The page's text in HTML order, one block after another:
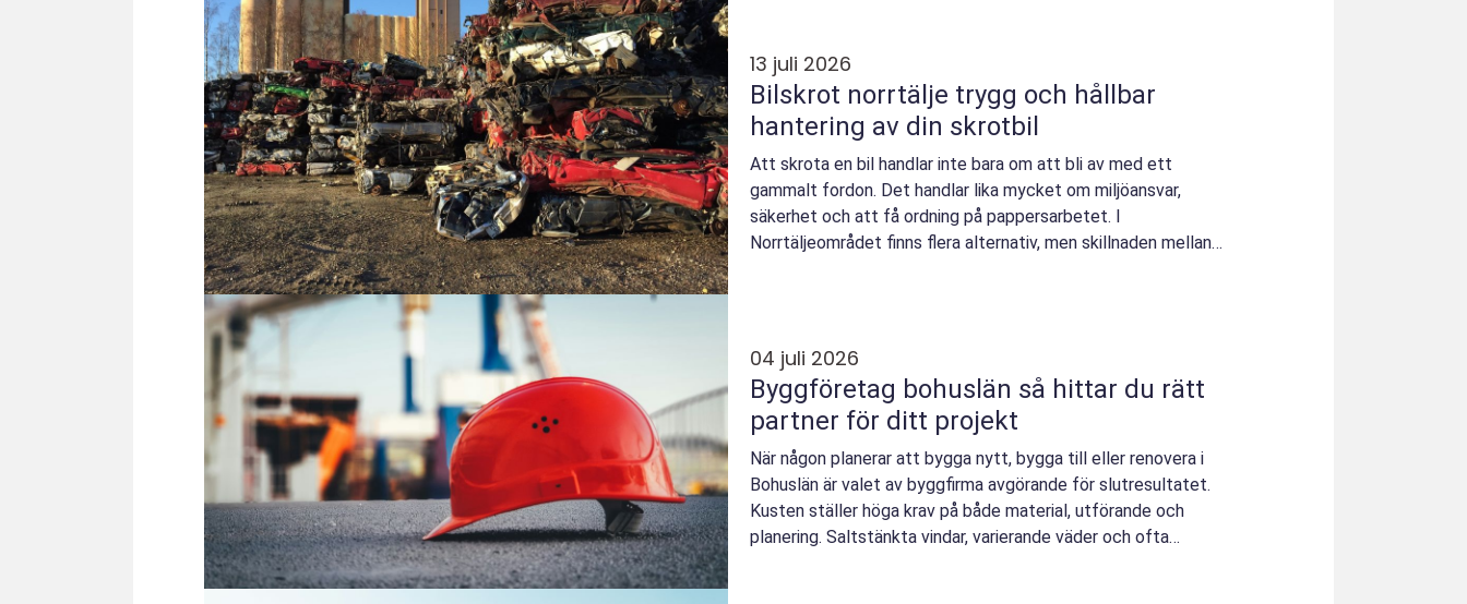
13 juli 2026
Bilskrot norrtälje trygg och hållbar
hantering av din skrotbil
Att skrota en bil handlar inte bara om att bli av med ett
gammalt fordon. Det handlar lika mycket om miljöansvar,
säkerhet och att få ordning på pappersarbetet. I
Norrtäljeområdet finns flera alternativ, men skillnaden mellan
04 juli 2026
Byggföretag bohuslän så hittar du rätt
partner för ditt projekt
När någon planerar att bygga nytt, bygga till eller renovera i
Bohuslän är valet av byggfirma avgörande för slutresultatet.
Kusten ställer höga krav på både material, utförande och
planering. Saltstänkta vindar, varierande väder och ofta